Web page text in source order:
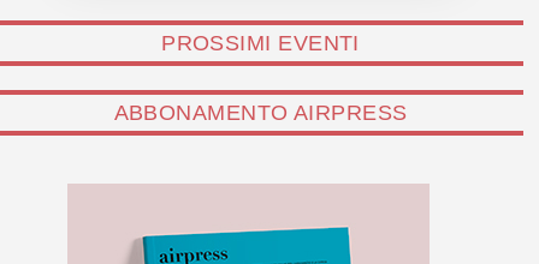
PROSSIMI EVENTI
ABBONAMENTO AIRPRESS